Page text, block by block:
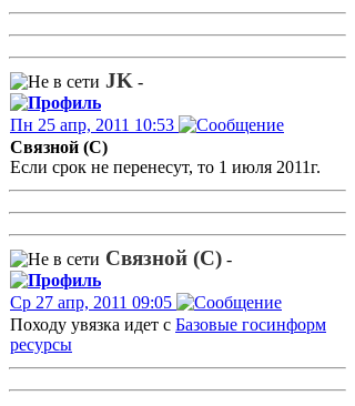
JK -
Пн 25 апр, 2011 10:53
Связной (С)
Если срок не перенесут, то 1 июля 2011г.
Связной (С) -
Ср 27 апр, 2011 09:05
Походу увязка идет с Базовые госинформ
ресурсы